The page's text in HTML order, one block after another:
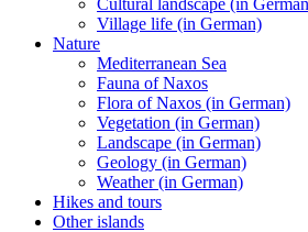
Cultural landscape (in
Village life (in German)
Nature
Mediterranean Sea
Fauna of Naxos
Flora of Naxos (in German)
Vegetation (in German)
Landscape (in German)
Geology (in German)
Weather (in German)
Hikes and tours
Other islands